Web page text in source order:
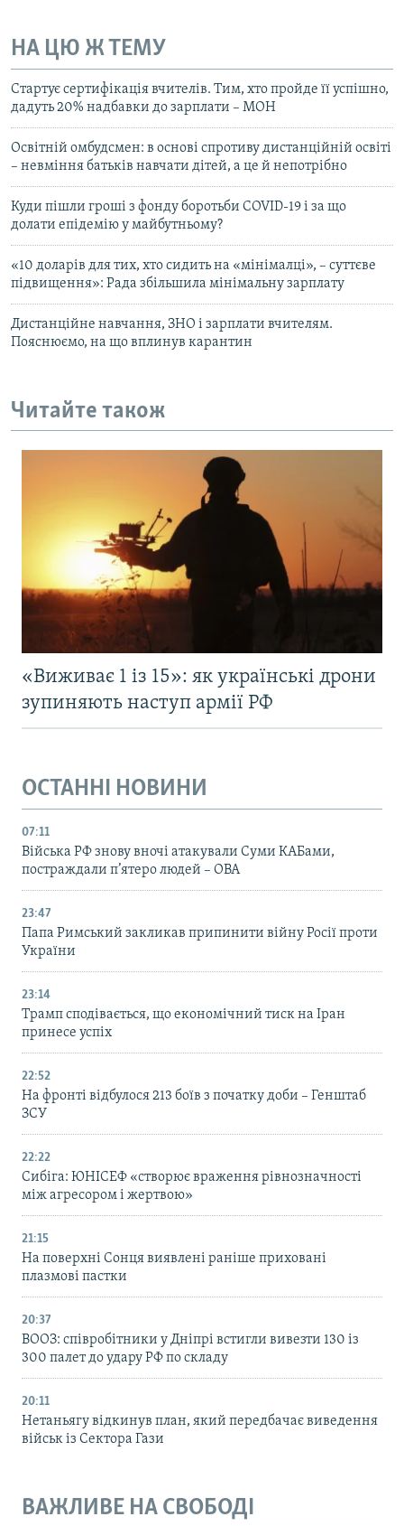
НА ЦЮ Ж ТЕМУ
Стартує сертифікація вчителів. Тим, хто пройде її успішно,
дадуть 20% надбавки до зарплати – МОН
Освітній омбудсмен: в основі спротиву дистанційній освіті
– невміння батьків навчати дітей, а це й непотрібно
Куди пішли гроші з фонду боротьби COVID-19 і за що
долати епідемію у майбутньому?
«10 доларів для тих, хто сидить на «мінімалці», – суттєве
підвищення»: Рада збільшила мінімальну зарплату
Дистанційне навчання, ЗНО і зарплати вчителям.
Пояснюємо, на що вплинув карантин
Читайте також
«Виживає 1 із 15»: як українські дрони
зупиняють наступ армії РФ
ОСТАННІ НОВИНИ
07:11
Війська РФ знову вночі атакували Суми КАБами,
постраждали п’ятеро людей – ОВА
23:47
Папа Римський закликав припинити війну Росії проти
України
23:14
Трамп сподівається, що економічний тиск на Іран
принесе успіх
22:52
На фронті відбулося 213 боїв з початку доби – Генштаб
ЗСУ
22:22
Сибіга: ЮНІСЕФ «створює враження рівнозначності
між агресором і жертвою»
21:15
На поверхні Сонця виявлені раніше приховані
плазмові пастки
20:37
ВООЗ: співробітники у Дніпрі встигли вивезти 130 із
300 палет до удару РФ по складу
20:11
Нетаньягу відкинув план, який передбачає виведення
військ із Сектора Гази
ВАЖЛИВЕ НА СВОБОДІ